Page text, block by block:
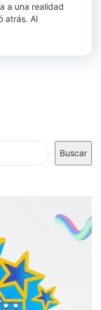
a una realidad
atrás. Al
Buscar